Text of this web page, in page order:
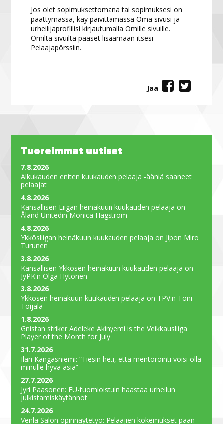
Jos olet sopimuksettomana tai sopimuksesi on
päättymässä, käy päivittämässä Oma sivusi ja
urheilijaprofiilisi kirjautumalla Omille sivuille.
Omilta sivuilta pääset lisäämään itsesi
Pelaajapörssiin.
Jaa
Tuoreimmat uutiset
7.8.2026
Alkukauden eniten kuukauden pelaaja -ääniä saaneet
pelaajat
4.8.2026
Kansallisen Liigan heinäkuun kuukauden pelaaja on
Åland Unitedin Monica Hagström
4.8.2026
Ykkösliigan heinäkuun kuukauden pelaaja on Jipon Miro
Turunen
3.8.2026
Kansallisen Ykkösen heinäkuun kuukauden pelaaja on
JyPK:n Olga Hytönen
3.8.2026
Ykkösen heinäkuun kuukauden pelaaja on TPV:n Toni
Toijala
1.8.2026
Gnistan striker Adeleke Akinyemi is the Veikkausliiga
Player of the Month for July
31.7.2026
Ilari Kangasniemi: “Tiesin heti, että mentorointi voisi olla
minulle hyvä asia”
27.7.2026
Jyri Paasonen: EU-tuomioistuin haastaa urheilun
julkistamiskäytännöt
24.7.2026
Venla Salon opinnäytetyö: Pelaajien kokemukset pään